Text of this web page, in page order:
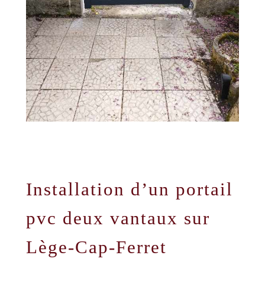
Installation d’un portail
pvc deux vantaux sur
Lège-Cap-Ferret